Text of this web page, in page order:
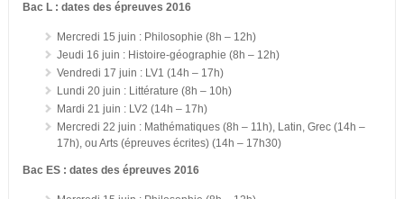
Bac L : dates des épreuves 2016
Mercredi 15 juin : Philosophie (8h – 12h)
Jeudi 16 juin : Histoire-géographie (8h – 12h)
Vendredi 17 juin : LV1 (14h – 17h)
Lundi 20 juin : Littérature (8h – 10h)
Mardi 21 juin : LV2 (14h – 17h)
Mercredi 22 juin : Mathématiques (8h – 11h), Latin, Grec (14h –
17h), ou Arts (épreuves écrites) (14h – 17h30)
Bac ES : dates des épreuves 2016